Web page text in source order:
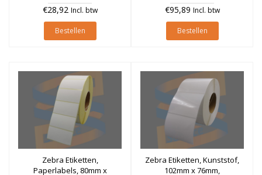
€28,92 Incl. btw
Bestellen
€95,89 Incl. btw
Bestellen
Zebra Etiketten,
Paperlabels, 80mm x
Zebra Etiketten, Kunststof,
102mm x 76mm,